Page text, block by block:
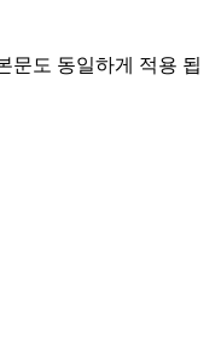
문도 동일하게 적용 됩